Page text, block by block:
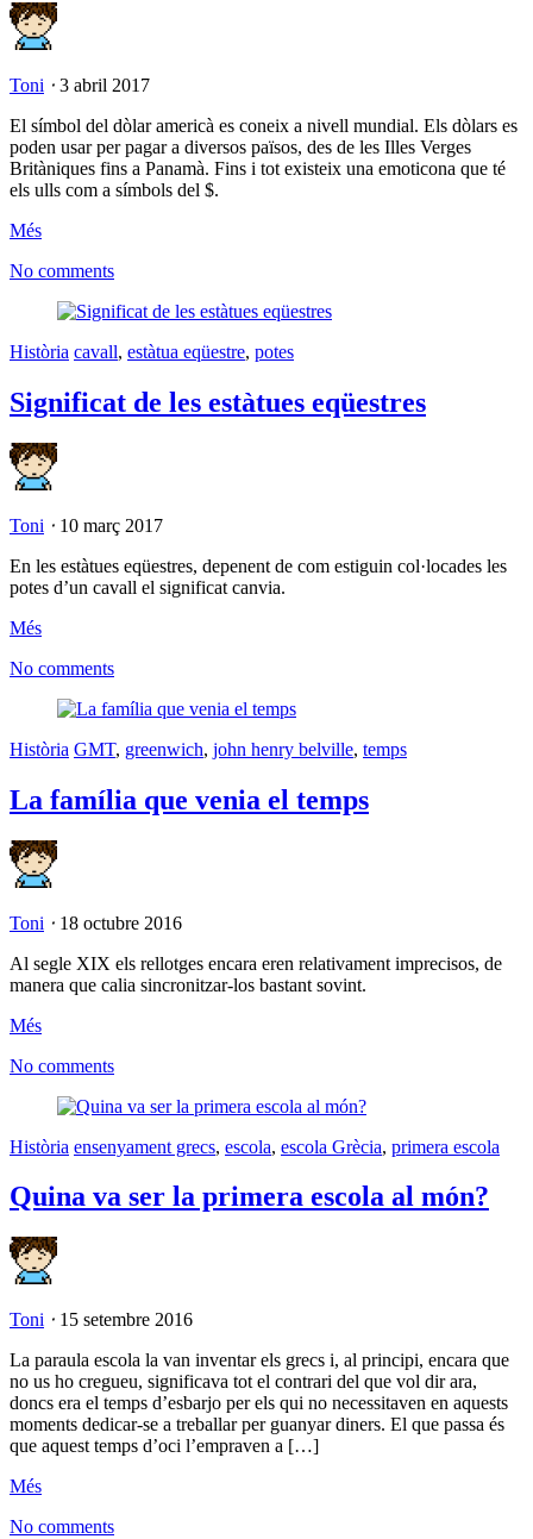
Toni ⋅ 3 abril 2017
El símbol del dòlar americà es coneix a nivell mundial. Els dòlars es
poden usar per pagar a diversos països, des de les Illes Verges
Britàniques fins a Panamà. Fins i tot existeix una emoticona que té
els ulls com a símbols del $.
Més
No comments
Història cavall, estàtua eqüestre, potes
Significat de les estàtues eqüestres
Toni ⋅ 10 març 2017
En les estàtues eqüestres, depenent de com estiguin col·locades les
potes d’un cavall el significat canvia.
Més
No comments
Història GMT, greenwich, john henry belville, temps
La família que venia el temps
Toni ⋅ 18 octubre 2016
Al segle XIX els rellotges encara eren relativament imprecisos, de
manera que calia sincronitzar-los bastant sovint.
Més
No comments
Història ensenyament grecs, escola, escola Grècia, primera escola
Quina va ser la primera escola al món?
Toni ⋅ 15 setembre 2016
La paraula escola la van inventar els grecs i, al principi, encara que
no us ho cregueu, significava tot el contrari del que vol dir ara,
doncs era el temps d’esbarjo per els qui no necessitaven en aquests
moments dedicar-se a treballar per guanyar diners. El que passa és
que aquest temps d’oci l’empraven a […]
Més
No comments